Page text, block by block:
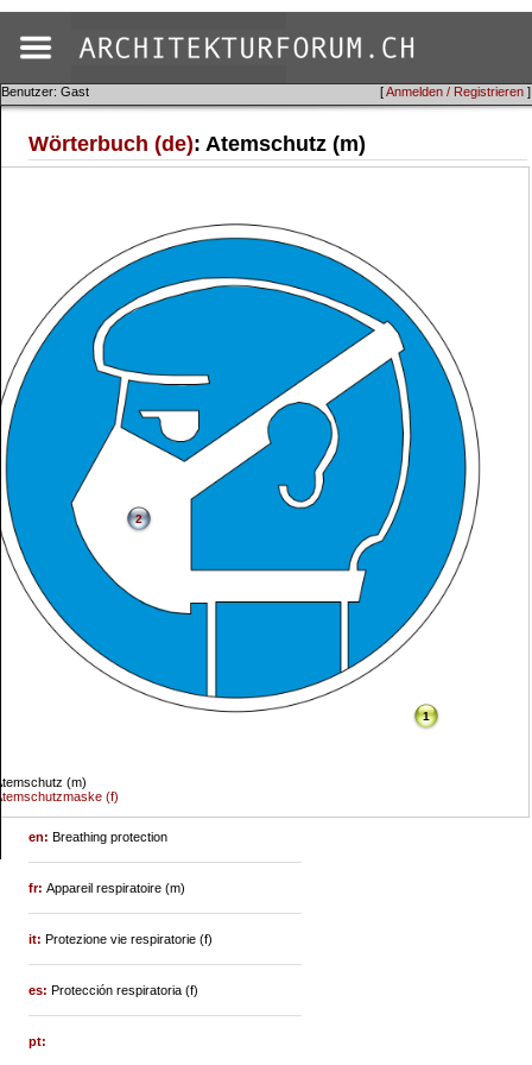
[Anmelden / Registrieren ]
Benutzer: Gast
Wörterbuch (de): Atemschutz (m)
1
(m)
(f)
2
en:Breathing protection
fr:Appareil respiratoire (m)
it:Protezione vie respiratorie (f)
es:Protección respiratoria (f)
pt: